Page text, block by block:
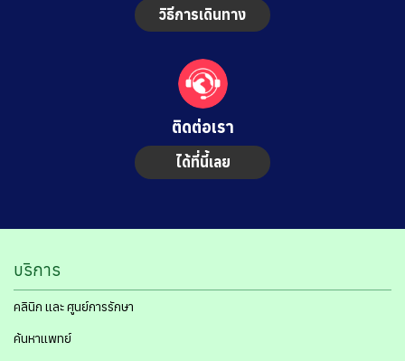
วิธีการเดินทาง
ติดต่อเรา
ได้ที่นี้เลย
บริการ
คลินิก และ ศูนย์การรักษา
ค้นหาแพทย์